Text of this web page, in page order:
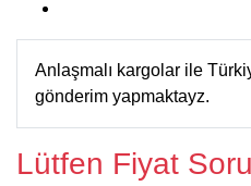
Anlaşmalı kargolar ile
gönderim yapmaktayz.
Lütfen Fiyat